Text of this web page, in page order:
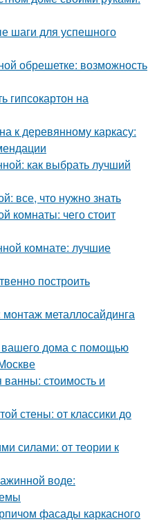
шаги для успешного
обрешетке: возможность
гипсокартон на
к деревянному каркасу:
как выбрать лучший
все, что нужно знать
комнаты: чего стоит
комнате: лучшие
построить
металлосайдинга
дома с помощью
стоимость и
стены: от классики до
силами: от теории к
воде:
фасады каркасного